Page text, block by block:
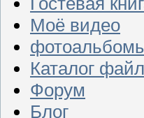
Моё видео
Каталог
Форум
Блог